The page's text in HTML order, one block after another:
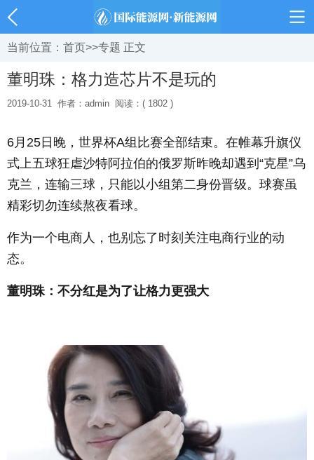
当前位置： 首页>>专题 正文
董明珠：格力造芯片不是玩的
2019-10-31 作者：admin 阅读：( 1802 )
6月25日晚，世界杯A组比赛全部结束。在帷幕升旗仪
式上五球狂虐沙特阿拉伯的俄罗斯昨晚却遇到“克星”乌
克兰，连输三球，只能以小组第二身份晋级。球赛虽
精彩切勿连续熬夜看球。
作为一个电商人，也别忘了时刻关注电商行业的动
态。
董明珠：不分红是为了让格力更强大